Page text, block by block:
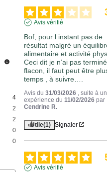
4
2
2
0
0
Avis vérifié
Bof, pour l instant pas de
résultat malgré un
alimentaire et activité
Ceci dit je n’ai pas
flacon, il faut peut être
temps , à suivre….
Avis du31/03/2026
, suite à
expérience du 11/02/2026 par
Cendrine R.
Utile(1) Signaler
Avis vérifié